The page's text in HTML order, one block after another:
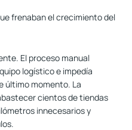
frenaban el crecimiento del
El proceso manual
logístico e impedía
último momento. La
cientos de tiendas
innecesarios y